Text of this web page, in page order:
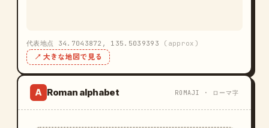
代表地点 34.7043872, 135.5039393 (approx)
↗ 大きな地図で見る
A Roman alphabet ROMAJI · ローマ字